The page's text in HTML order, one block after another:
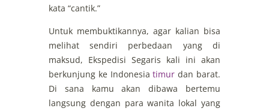
kata “cantik.”
Untuk membuktikannya, agar kalian bisa
melihat sendiri perbedaan yang di
maksud, Ekspedisi Segaris kali ini akan
berkunjung ke Indonesiatimur dan barat.
Di sana kamu akan dibawa bertemu
langsung dengan para wanita lokal yang